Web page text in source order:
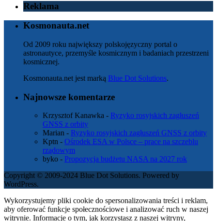
Reklama
Kosmonauta.net
Od 2009 roku największy polskojęzyczny portal o
astronautyce, przemyśle kosmicznym i badaniach przestrzeni
kosmicznej.
Kosmonauta.net jest marką Blue Dot Solutions.
Najnowsze komentarze
Krzysztof Kanawka - Ryzyko rosyjskich zagłuszeń
GNSS z orbity
Marian - Ryzyko rosyjskich zagłuszeń GNSS z orbity
Kptn - Ośrodek ESA w Polsce – prace na szczeblu
rządowym
byko - Propozycja budżetu NASA na 2027 rok
Copyright © 2009-2024 Blue Dot Solutions. Powered by
WordPress.
Wykorzystujemy pliki cookie do spersonalizowania treści i reklam,
aby oferować funkcje społecznościowe i analizować ruch w naszej
witrynie. Informacje o tym, jak korzystasz z naszej witryny,